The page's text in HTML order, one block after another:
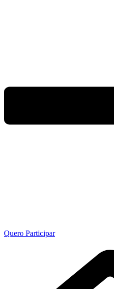
Quero Participar